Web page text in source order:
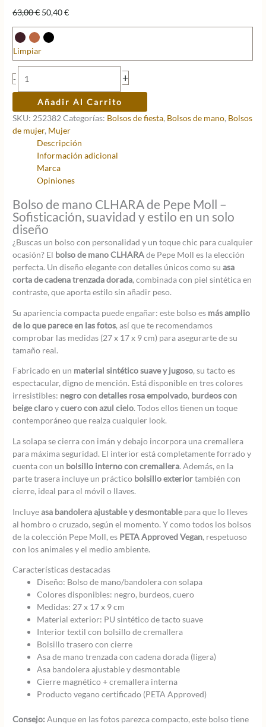
63,00€ El
original
era:
63,00 €.
50,40€El
50,40 €.
Limpiar
-
de
cantidad
+
Añadir Al Carrito
SKU: 252382 Categorías: Bolsos de fiesta, Bolsos de mano, Bolsos
de mujer, Mujer
Descripción
Información adicional
Marca
Opiniones
Bolso de mano CLHARA de Pepe Moll –
Sofisticación, suavidad y estilo en un solo
diseño
¿Buscas un bolso con personalidad y un toque chic para cualquier
ocasión? El bolso de mano CLHARAde Pepe Moll es la elección
perfecta. Un diseño elegante con detalles únicos como suasa
corta de cadena trenzada dorada, combinada con piel sintética en
contraste, que aporta estilo sin añadir peso.
Su apariencia compacta puede engañar: este bolso es más amplio
de lo que parece en las fotos, así que te recomendamos
comprobar las medidas (27 x 17 x 9 cm) para asegurarte de su
tamaño real.
Fabricado en un material sintético suave y jugoso, su tacto es
espectacular, digno de mención. Está disponible en tres colores
irresistibles: negro con detalles rosa empolvado, burdeos con
beige claroycuero con azul cielo. Todos ellos tienen un toque
contemporáneo que realza cualquier look.
La solapa se cierra con imán y debajo incorpora una cremallera
para máxima seguridad. El interior está completamente forrado y
cuenta con un bolsillo interno con cremallera. Además, en la
parte trasera incluye un práctico bolsillo exteriortambién con
cierre, ideal para el móvil o llaves.
Incluyeasa bandolera ajustable y desmontablepara que lo lleves
al hombro o cruzado, según el momento. Y como todos los bolsos
de la colección Pepe Moll, es PETA Approved Vegan, respetuoso
con los animales y el medio ambiente.
Características destacadas
Diseño: Bolso de mano/bandolera con solapa
Colores disponibles: negro, burdeos, cuero
Medidas: 27 x 17 x 9 cm
Material exterior: PU sintético de tacto suave
Interior textil con bolsillo de cremallera
Bolsillo trasero con cierre
Asa de mano trenzada con cadena dorada (ligera)
Asa bandolera ajustable y desmontable
Cierre magnético + cremallera interna
Producto vegano certificado (PETA Approved)
Consejo: Aunque en las fotos parezca compacto, este bolso tiene